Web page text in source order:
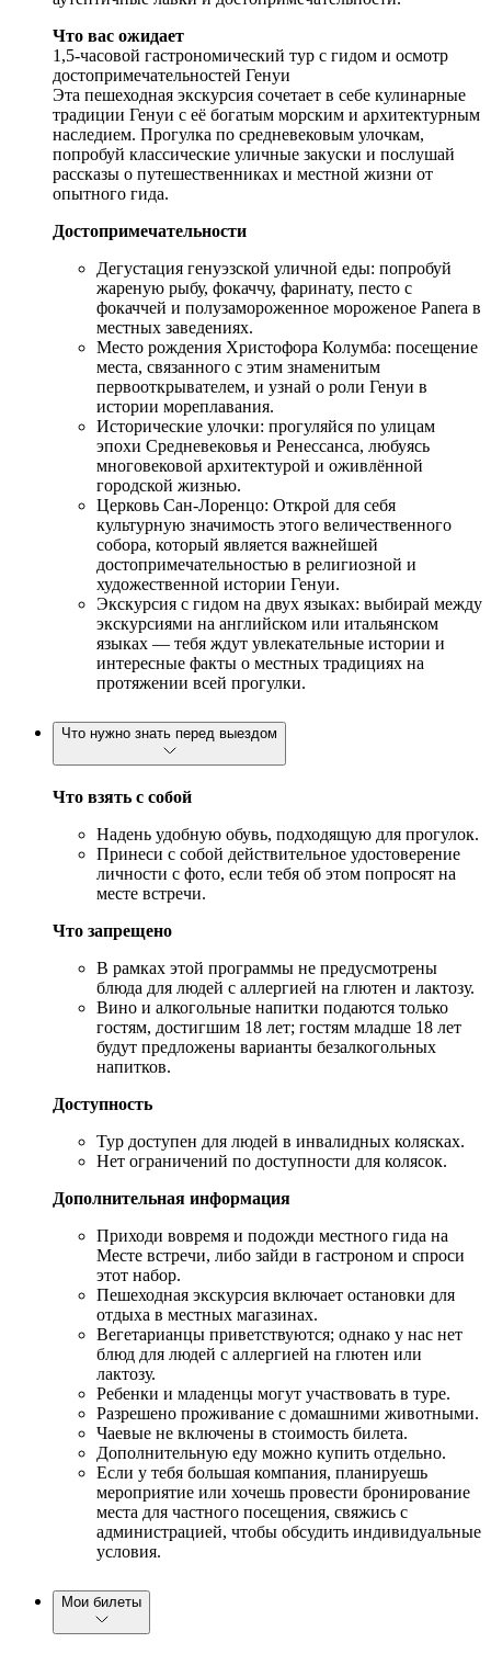
Что вас ожидает
1,5-часовой гастрономический тур с гидом и осмотр
достопримечательностей Генуи
Эта пешеходная экскурсия сочетает в себе кулинарные
традиции Генуи с её богатым морским и архитектурным
наследием. Прогулка по средневековым улочкам,
попробуй классические уличные закуски и послушай
рассказы о путешественниках и местной жизни от
опытного гида.
Достопримечательности
Дегустация генуэзской уличной еды: попробуй
жареную рыбу, фокаччу, фаринату, песто с
фокаччей и полузамороженное мороженое Panera в
местных заведениях.
Место рождения Христофора Колумба: посещение
места, связанного с этим знаменитым
первооткрывателем, и узнай о роли Генуи в
истории мореплавания.
Исторические улочки: прогуляйся по улицам
эпохи Средневековья и Ренессанса, любуясь
многовековой архитектурой и оживлённой
городской жизнью.
Церковь Сан-Лоренцо: Открой для себя
культурную значимость этого величественного
собора, который является важнейшей
достопримечательностью в религиозной и
художественной истории Генуи.
Экскурсия с гидом на двух языках: выбирай между
экскурсиями на английском или итальянском
языках — тебя ждут увлекательные истории и
интересные факты о местных традициях на
протяжении всей прогулки.
Что нужно знать перед выездом
Что взять с собой
Надень удобную обувь, подходящую для прогулок.
Принеси с собой действительное удостоверение
личности с фото, если тебя об этом попросят на
месте встречи.
Что запрещено
В рамках этой программы не предусмотрены
блюда для людей с аллергией на глютен и лактозу.
Вино и алкогольные напитки подаются только
гостям, достигшим 18 лет; гостям младше 18 лет
будут предложены варианты безалкогольных
напитков.
Доступность
Тур доступен для людей в инвалидных колясках.
Нет ограничений по доступности для колясок.
Дополнительная информация
Приходи вовремя и подожди местного гида на
Месте встречи, либо зайди в гастроном и спроси
этот набор.
Пешеходная экскурсия включает остановки для
отдыха в местных магазинах.
Вегетарианцы приветствуются; однако у нас нет
блюд для людей с аллергией на глютен или
лактозу.
Ребенки и младенцы могут участвовать в туре.
Разрешено проживание с домашними животными.
Чаевые не включены в стоимость билета.
Дополнительную еду можно купить отдельно.
Если у тебя большая компания, планируешь
мероприятие или хочешь провести бронирование
места для частного посещения, свяжись с
администрацией, чтобы обсудить индивидуальные
условия.
Мои билеты